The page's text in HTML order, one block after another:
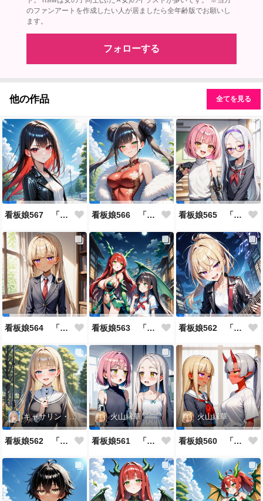
のファンアートを作成したい人が居ましたら全年齢版でお願いし
ます。
フォローする
他の作品 全てを見る
看板娘567 「雪村恋のよもやま話」 看板娘566 「ナンシー・ツァオのよもやま話」 看板娘565 「銀一族」
看板娘564 「ジェルマ・レスポストン・八百のよもやま話」 看板娘563 「騒ぎの終わり」 看板娘562 「八木沼千絵のよもやま話」
キャサリン・アストリー
看板娘562 「キャサリン・アストリーのよもやま話」
火山縁華
看板娘561 「火山一族」
火山縁華
看板娘560 「緋山一族」